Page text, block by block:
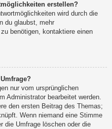
erstellen?
wird durch die
du glaubst, mehr
benötigen, kontaktiere einen
nur vom ursprünglichen
Administrator bearbeitet werden.
den ersten Beitrag des Themas;
Wenn niemand eine Stimme
die Umfrage löschen oder die